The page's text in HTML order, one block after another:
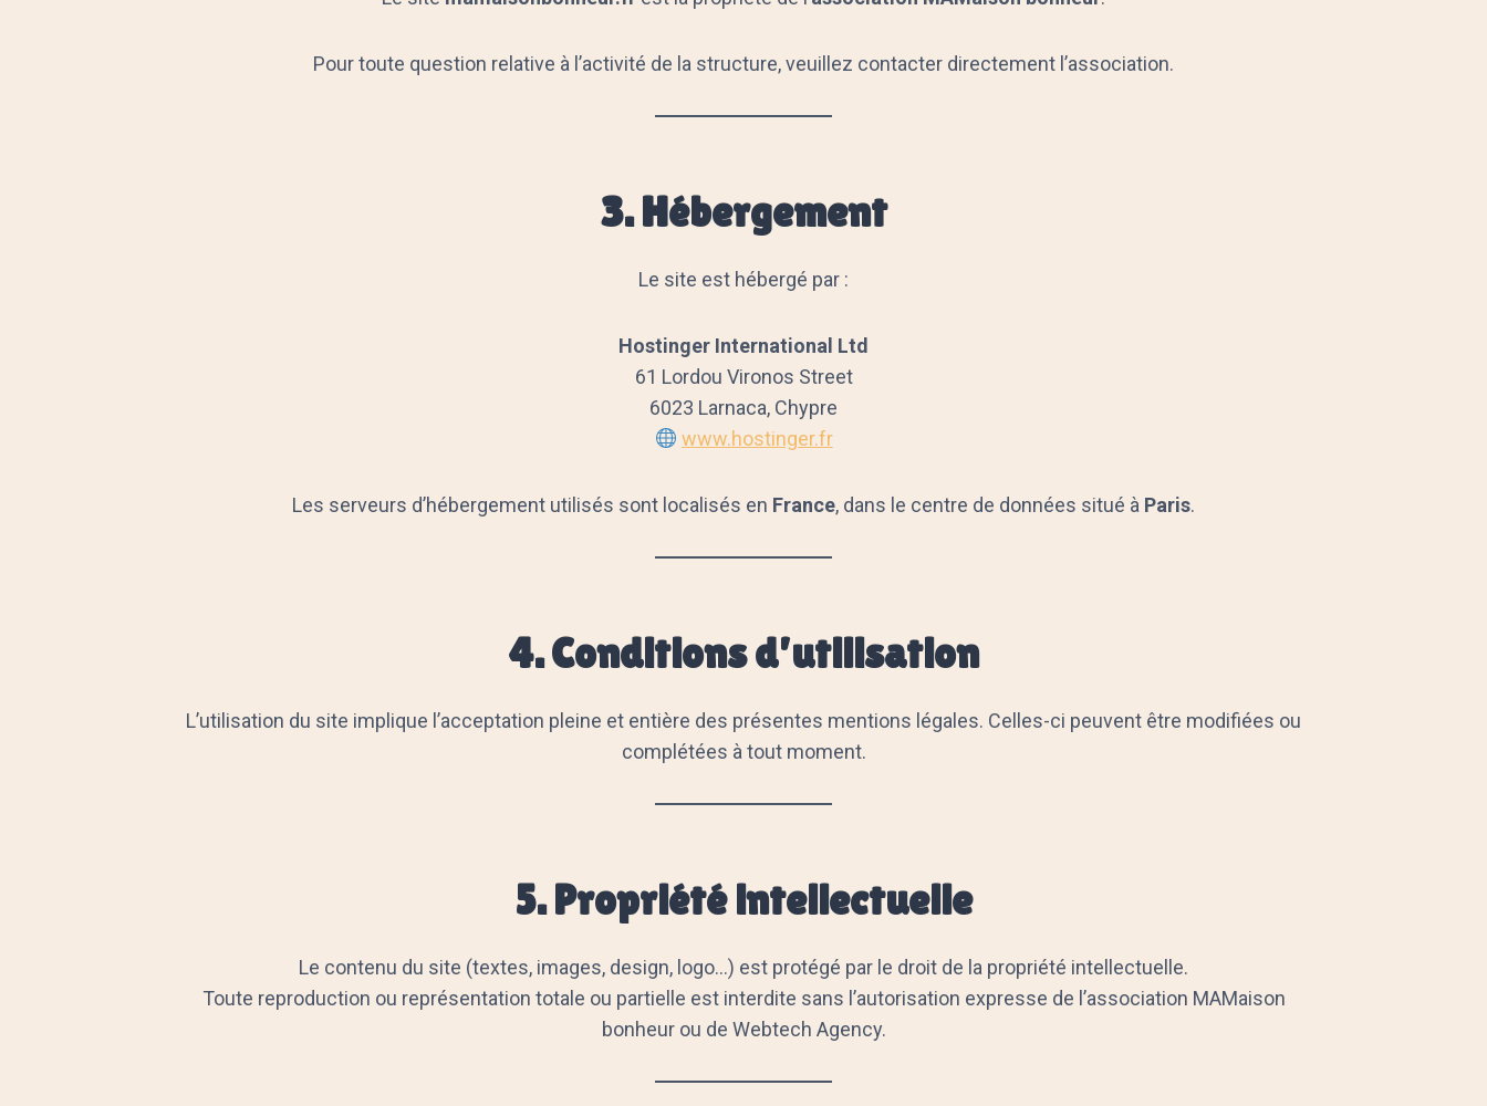
Pour toute question relative à l’activité de la structure, veuillez contacter directement l’association.
3. Hébergement
Le site est hébergé par :
Hostinger International Ltd
61 Lordou Vironos Street
6023 Larnaca, Chypre
www.hostinger.fr
Les serveurs d’hébergement utilisés sont localisés en France, dans le centre de données situé à Paris.
4. Conditions d’utilisation
L’utilisation du site implique l’acceptation pleine et entière des présentes mentions légales. Celles-ci peuvent être modifiées ou
complétées à tout moment.
5. Propriété intellectuelle
Le contenu du site (textes, images, design, logo…) est protégé par le droit de la propriété intellectuelle.
Toute reproduction ou représentation totale ou partielle est interdite sans l’autorisation expresse de l’association MAMaison
bonheur ou de Webtech Agency.